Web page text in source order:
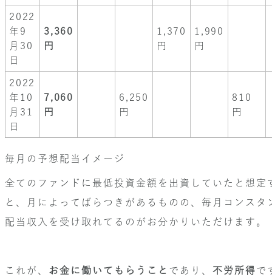
2022
年9
月30
日
3,360
円
1,370
円
1,990
円
2022
年10
月31
日
7,060
円
6,250
円
810
円
毎月の予想配当イメージ
全てのファンドに最低投資金額を出資していたと想定
と、月によってばらつきがあるものの、毎月コンスタ
配当収入を受け取れてるのがお分かりいただけます。
これが、 お金に働いてもらうこと であり、 不労所得で